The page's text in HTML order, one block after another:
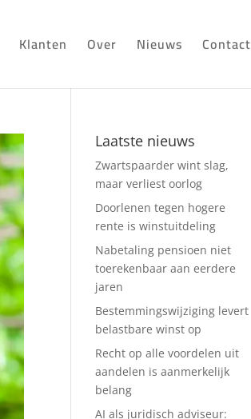
Klanten Over Nieuws Contact
Laatste nieuws
Zwartspaarder wint slag,
maar verliest oorlog
Doorlenen tegen hogere
rente is winstuitdeling
Nabetaling pensioen niet
toerekenbaar aan eerdere
jaren
Bestemmingswijziging levert
belastbare winst op
Recht op alle voordelen uit
aandelen is aanmerkelijk
belang
AI als juridisch adviseur: